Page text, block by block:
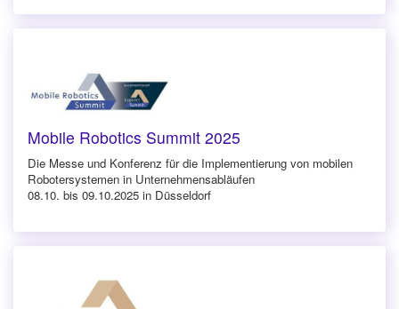
Mobile Robotics Summit 2025
Die Messe und Konferenz für die Implementierung von mobilen
Robotersystemen in Unternehmensabläufen
08.10. bis 09.10.2025 in Düsseldorf